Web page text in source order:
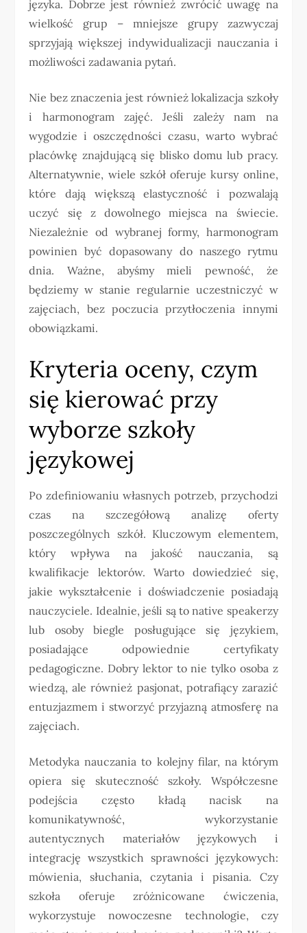
języka. Dobrze jest również zwrócić uwagę na
wielkość grup – mniejsze grupy zazwyczaj
sprzyjają większej indywidualizacji nauczania i
możliwości zadawania pytań.
Nie bez znaczenia jest również lokalizacja szkoły
i harmonogram zajęć. Jeśli zależy nam na
wygodzie i oszczędności czasu, warto wybrać
placówkę znajdującą się blisko domu lub pracy.
Alternatywnie, wiele szkół oferuje kursy online,
które dają większą elastyczność i pozwalają
uczyć się z dowolnego miejsca na świecie.
Niezależnie od wybranej formy, harmonogram
powinien być dopasowany do naszego rytmu
dnia. Ważne, abyśmy mieli pewność, że
będziemy w stanie regularnie uczestniczyć w
zajęciach, bez poczucia przytłoczenia innymi
obowiązkami.
Kryteria oceny, czym
się kierować przy
wyborze szkoły
językowej
Po zdefiniowaniu własnych potrzeb, przychodzi
czas na szczegółową analizę oferty
poszczególnych szkół. Kluczowym elementem,
który wpływa na jakość nauczania, są
kwalifikacje lektorów. Warto dowiedzieć się,
jakie wykształcenie i doświadczenie posiadają
nauczyciele. Idealnie, jeśli są to native speakerzy
lub osoby biegle posługujące się językiem,
posiadające odpowiednie certyfikaty
pedagogiczne. Dobry lektor to nie tylko osoba z
wiedzą, ale również pasjonat, potrafiący zarazić
entuzjazmem i stworzyć przyjazną atmosferę na
zajęciach.
Metodyka nauczania to kolejny filar, na którym
opiera się skuteczność szkoły. Współczesne
podejścia często kładą nacisk na
komunikatywność, wykorzystanie
autentycznych materiałów językowych i
integrację wszystkich sprawności językowych:
mówienia, słuchania, czytania i pisania. Czy
szkoła oferuje zróżnicowane ćwiczenia,
wykorzystuje nowoczesne technologie, czy